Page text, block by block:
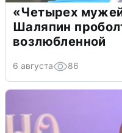
«Четырех
Шаляпин
возлюбленной
6 августа 86